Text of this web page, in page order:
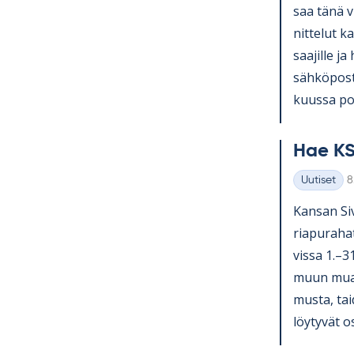
saa tänä
nit­te­lut
saa­jille ja
kuussa
Hae
Kategoriat
Uutiset
Kan­san
vissa
muun
musta,
löy­ty­vät